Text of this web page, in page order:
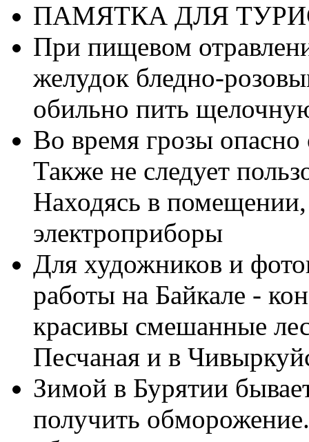
ПАМЯТКА ДЛЯ
При пищевом
желудок бледно-
обильно пить
Во время грозы опасно
Также не следует
Находясь в
электроприборы
Для художников и
работы на Байкале -
красивы смешанные
Песчаная и в
Зимой в Бурятии
получить